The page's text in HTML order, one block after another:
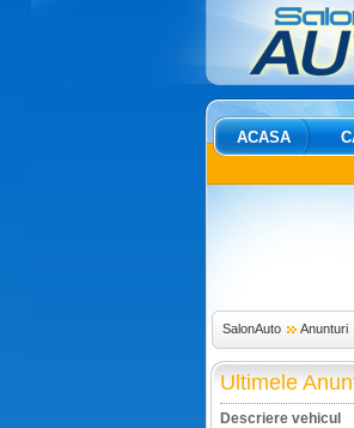
ACASA
SalonAuto Anunturi
Ultimele
Descriere vehicul